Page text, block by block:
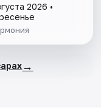
2026 •
→